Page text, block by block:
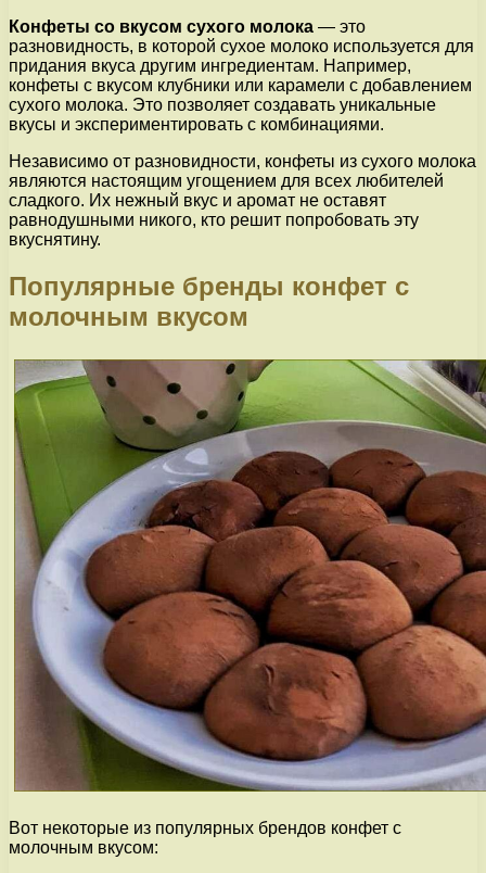
Конфеты со вкусом сухого молока — это
разновидность, в которой сухое молоко используется для
придания вкуса другим ингредиентам. Например,
конфеты с вкусом клубники или карамели с добавлением
сухого молока. Это позволяет создавать уникальные
вкусы и экспериментировать с комбинациями.
Независимо от разновидности, конфеты из сухого молока
являются настоящим угощением для всех любителей
сладкого. Их нежный вкус и аромат не оставят
равнодушными никого, кто решит попробовать эту
вкуснятину.
Популярные бренды конфет с
молочным вкусом
Вот некоторые из популярных брендов конфет с
молочным вкусом: